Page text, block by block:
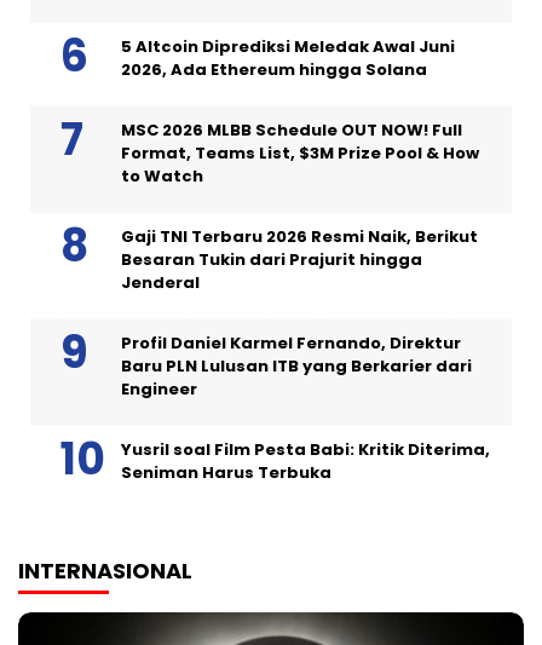
5 Altcoin Diprediksi Meledak Awal Juni
2026, Ada Ethereum hingga Solana
MSC 2026 MLBB Schedule OUT NOW! Full
Format, Teams List, $3M Prize Pool & How
to Watch
Gaji TNI Terbaru 2026 Resmi Naik, Berikut
Besaran Tukin dari Prajurit hingga
Jenderal
Profil Daniel Karmel Fernando, Direktur
Baru PLN Lulusan ITB yang Berkarier dari
Engineer
Yusril soal Film Pesta Babi: Kritik Diterima,
Seniman Harus Terbuka
INTERNASIONAL